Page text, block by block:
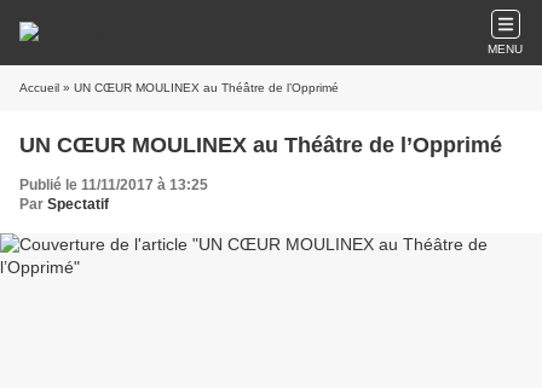
MENU
Accueil » UN CŒUR MOULINEX au Théâtre de l’Opprimé
UN CŒUR MOULINEX au Théâtre de l’Opprimé
Publié le 11/11/2017 à 13:25
Par Spectatif